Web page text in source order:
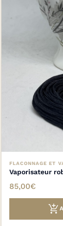
FLACONNAGE ET
Vaporisateur
85,00€
